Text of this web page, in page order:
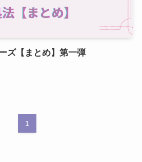
ズ【まとめ】第一弾
1